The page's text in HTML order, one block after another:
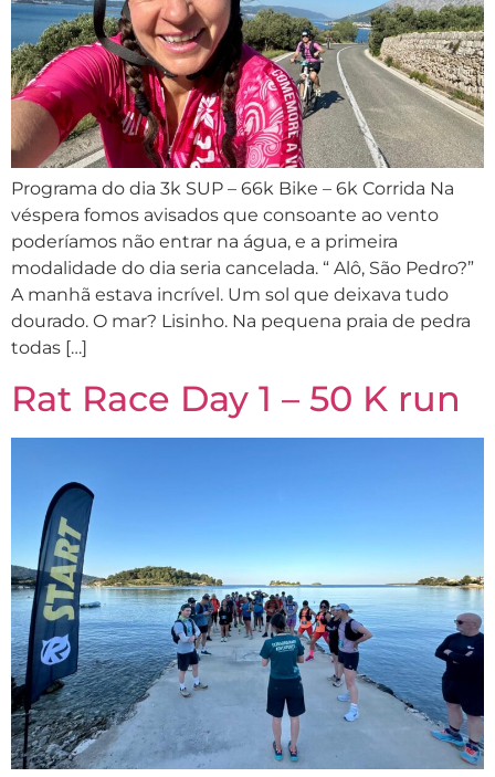
Programa do dia 3k SUP – 66k Bike – 6k Corrida Na
véspera fomos avisados que consoante ao vento
poderíamos não entrar na água, e a primeira
modalidade do dia seria cancelada. “ Alô, São Pedro?”
A manhã estava incrível. Um sol que deixava tudo
dourado. O mar? Lisinho. Na pequena praia de pedra
todas […]
Rat Race Day 1 – 50 K run